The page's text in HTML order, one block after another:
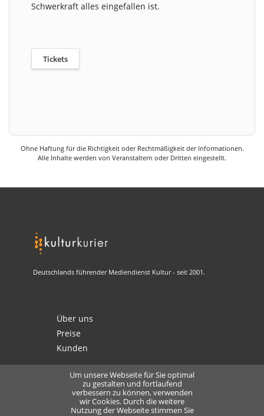
Schwerkraft alles eingefallen ist.
Tickets
Ohne Haftung für die Richtigkeit oder Rechtmäßigkeit der Informationen.
Alle Inhalte werden von Veranstaltern oder Dritten eingestellt.
Deutschlands führender Mediendienst Kultur - seit 2001.
Über uns
Preise
Kunden
Kontakt
Datenschutz
Um unsere Webseite für Sie optimal
zu gestalten und fortlaufend
verbessern zu können, verwenden
wir Cookies. Durch die weitere
Nutzung der Webseite stimmen Sie